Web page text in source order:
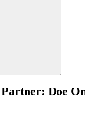
Doe